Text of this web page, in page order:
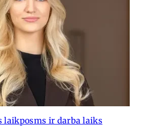
laikposms ir darba laiks